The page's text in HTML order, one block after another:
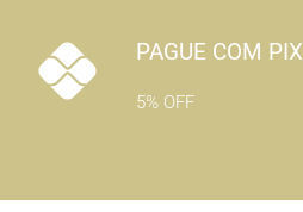
PAGUE COM PIX
5% OFF